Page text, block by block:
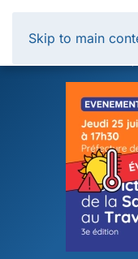
Skip to main
Panneau de gestion